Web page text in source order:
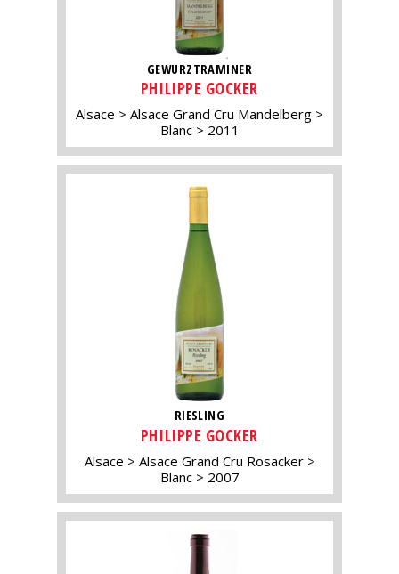
GEWURZTRAMINER
PHILIPPE GOCKER
Alsace
Alsace Grand Cru Mandelberg
Blanc
2011
RIESLING
PHILIPPE GOCKER
Alsace
Alsace Grand Cru Rosacker
Blanc
2007